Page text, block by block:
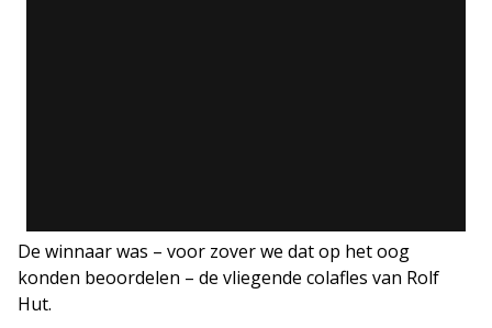
De winnaar was – voor zover we dat op het oog
konden beoordelen – de vliegende colafles van Rolf
Hut.